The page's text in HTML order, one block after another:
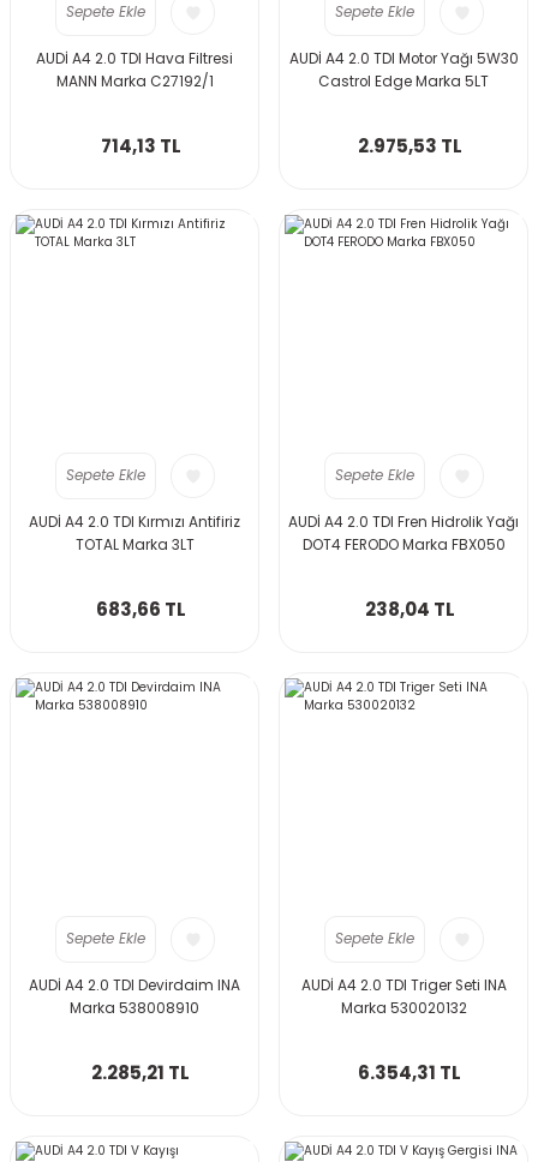
Sepete Ekle
AUDİ A4 2.0 TDI Hava Filtresi
MANN Marka C27192/1
714,13 TL
Sepete Ekle
AUDİ A4 2.0 TDI Motor Yağı 5W30
Castrol Edge Marka 5LT
2.975,53 TL
Sepete Ekle
AUDİ A4 2.0 TDI Kırmızı Antifiriz
TOTAL Marka 3LT
683,66 TL
Sepete Ekle
AUDİ A4 2.0 TDI Fren Hidrolik Yağı
DOT4 FERODO Marka FBX050
238,04 TL
Sepete Ekle
AUDİ A4 2.0 TDI Devirdaim INA
Marka 538008910
2.285,21 TL
Sepete Ekle
AUDİ A4 2.0 TDI Triger Seti INA
Marka 530020132
6.354,31 TL